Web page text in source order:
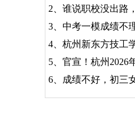
2、 谁说职校没出路
3、 中考一模成绩不
4、 杭州新东方技工
5、 官宣！杭州2026
6、
成绩不好，初三